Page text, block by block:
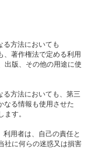
る方法においても
、著作権法で定める利用
出版、その他の用途に使
方法においても、第三
なる情報も使用させた
す。
用者は、自己の責任と
社に何らの迷惑又は損害